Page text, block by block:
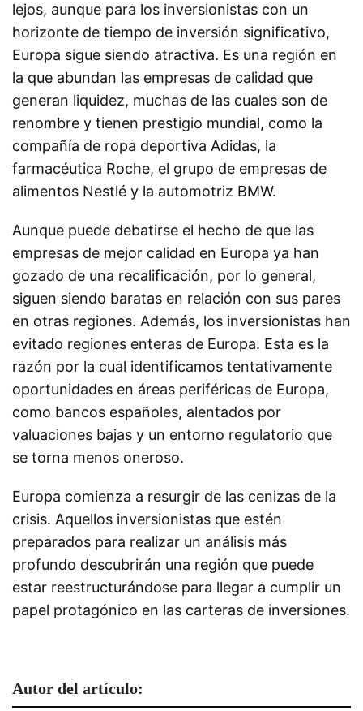
lejos, aunque para los inversionistas con un
horizonte de tiempo de inversión significativo,
Europa sigue siendo atractiva. Es una región en
la que abundan las empresas de calidad que
generan liquidez, muchas de las cuales son de
renombre y tienen prestigio mundial, como la
compañía de ropa deportiva Adidas, la
farmacéutica Roche, el grupo de empresas de
alimentos Nestlé y la automotriz BMW.
Aunque puede debatirse el hecho de que las
empresas de mejor calidad en Europa ya han
gozado de una recalificación, por lo general,
siguen siendo baratas en relación con sus pares
en otras regiones. Además, los inversionistas han
evitado regiones enteras de Europa. Esta es la
razón por la cual identificamos tentativamente
oportunidades en áreas periféricas de Europa,
como bancos españoles, alentados por
valuaciones bajas y un entorno regulatorio que
se torna menos oneroso.
Europa comienza a resurgir de las cenizas de la
crisis. Aquellos inversionistas que estén
preparados para realizar un análisis más
profundo descubrirán una región que puede
estar reestructurándose para llegar a cumplir un
papel protagónico en las carteras de inversiones.
Autor del artículo: